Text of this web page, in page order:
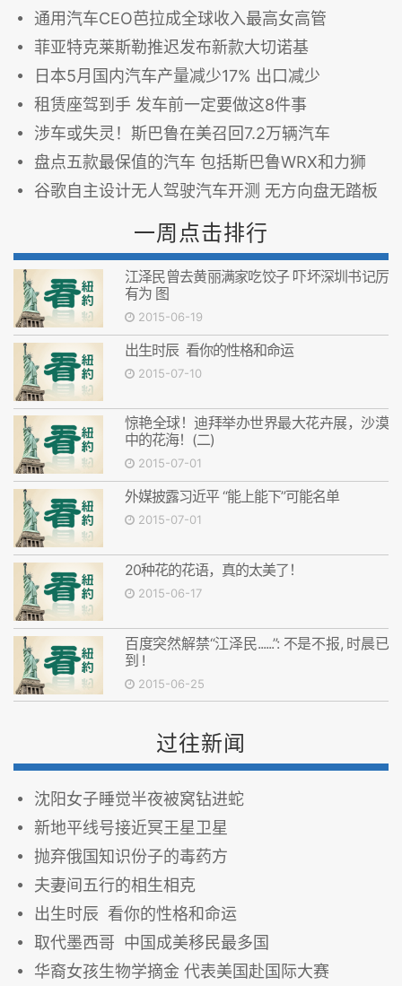
通用汽车CEO芭拉成全球收入最高女高管
菲亚特克莱斯勒推迟发布新款大切诺基
日本5月国内汽车产量减少17% 出口减少
租赁座驾到手 发车前一定要做这8件事
涉车或失灵！斯巴鲁在美召回7.2万辆汽车
盘点五款最保值的汽车 包括斯巴鲁WRX和力狮
谷歌自主设计无人驾驶汽车开测 无方向盘无踏板
一周点击排行
江泽民曾去黄丽满家吃饺子 吓坏深圳书记厉
有为 图
2015-06-19
出生时辰 看你的性格和命运
2015-07-10
惊艳全球！迪拜举办世界最大花卉展，沙漠
中的花海！(二)
2015-07-01
外媒披露习近平 “能上能下”可能名单
2015-07-01
20种花的花语，真的太美了！
2015-06-17
百度突然解禁“江泽民......”: 不是不报, 时晨已
到 !
2015-06-25
过往新闻
沈阳女子睡觉半夜被窝钻进蛇
新地平线号接近冥王星卫星
抛弃俄国知识份子的毒药方
夫妻间五行的相生相克
出生时辰 看你的性格和命运
取代墨西哥 中国成美移民最多国
华裔女孩生物学摘金 代表美国赴国际大赛